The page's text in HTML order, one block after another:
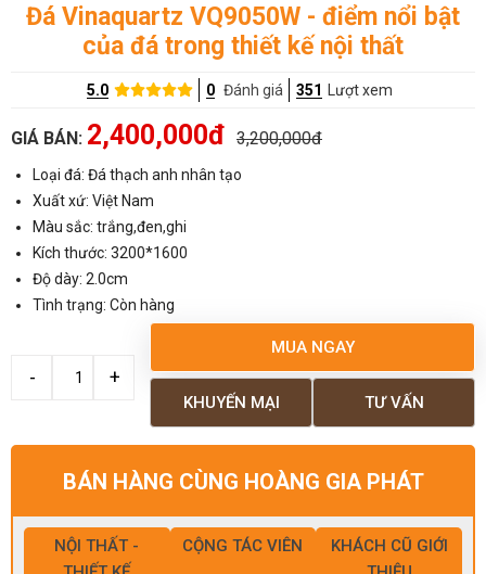
Đá Vinaquartz VQ9050W - điểm nổi bật
của đá trong thiết kế nội thất
5.0 0 Đánh giá 351 Lượt xem
GIÁ BÁN: 2,400,000đ 3,200,000đ
Loại đá: Đá thạch anh nhân tạo
Xuất xứ: Việt Nam
Màu sắc: trắng,đen,ghi
Kích thước: 3200*1600
Độ dày: 2.0cm
Tình trạng: Còn hàng
MUA NGAY
TƯ VẤN
KHUYẾN MẠI
BÁN HÀNG CÙNG HOÀNG GIA PHÁT
NỘI THẤT -
CỘNG TÁC VIÊN
KHÁCH CŨ GIỚI